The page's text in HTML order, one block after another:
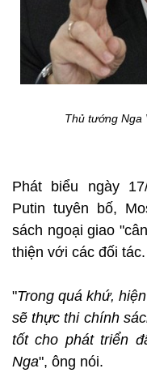
Thủ tướng Nga
Phát biểu ngày
Putin tuyên bố,
sách ngoại giao
thiện với các đối tác.
"Trong quá khứ,
sẽ thực thi chính
tốt cho phát triển
Nga", ông nói.